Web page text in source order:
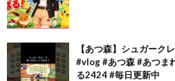
【あつ森】シュガーク
#vlog #あつ森 #あつま
る2424 #毎日更新中